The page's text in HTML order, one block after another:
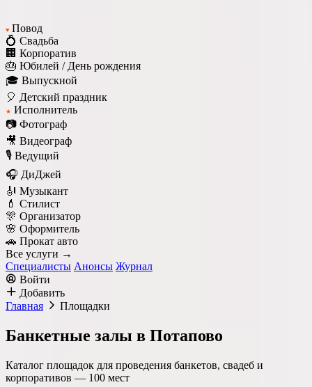
♥ Повод
💍 Свадьба
🏢 Корпоратив
🎂 Юбилей / День рождения
🎓 Выпускной
🎈 Детский праздник
★ Исполнитель
📷 Фотограф
🎥 Видеограф
🎙️ Ведущий
🎧 ДиДжей
🎻 Музыкант
💄 Стилист
🎊 Организатор
🌸 Оформитель
🚗 Прокат авто
Все услуги →
Специалисты Анонсы Журнал
Войти
Добавить
Главная
Площадки
Банкетные залы в Потапово
Каталог площадок для проведения банкетов, свадеб и
корпоративов — 100 мест